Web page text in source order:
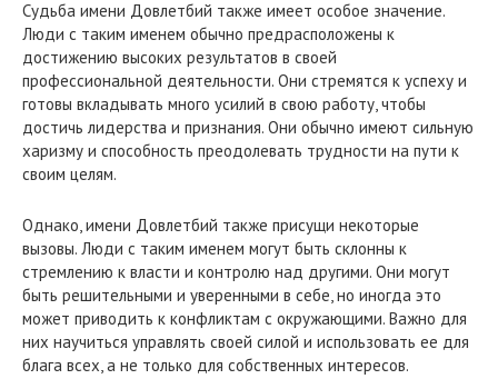
Судьба имени Довлетбий также имеет особое значение.
Люди с таким именем обычно предрасположены к
достижению высоких результатов в своей
профессиональной деятельности. Они стремятся к успеху и
готовы вкладывать много усилий в свою работу, чтобы
достичь лидерства и признания. Они обычно имеют сильную
харизму и способность преодолевать трудности на пути к
своим целям.
Однако, имени Довлетбий также присущи некоторые
вызовы. Люди с таким именем могут быть склонны к
стремлению к власти и контролю над другими. Они могут
быть решительными и уверенными в себе, но иногда это
может приводить к конфликтам с окружающими. Важно для
них научиться управлять своей силой и использовать ее для
блага всех, а не только для собственных интересов.